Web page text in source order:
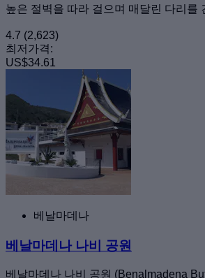
높은 절벽을 따라 걸으며 매달린 다리를
4.7 (2,623)
최저가격:
US$34.61
베날마데나
베날마데나 나비 공원
베날마데나 나비 공원 (Benalmadena